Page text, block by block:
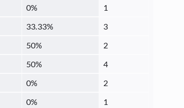
0%
1
33.33%
3
50%
2
50%
4
0%
2
0%
1